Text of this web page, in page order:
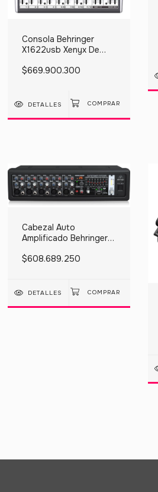
Consola Behringer
X1622usb Xenyx De
$669.900.300
DETALLES
Cabezal Auto
Amplificado Behringer
$608.689.250
DETALLES